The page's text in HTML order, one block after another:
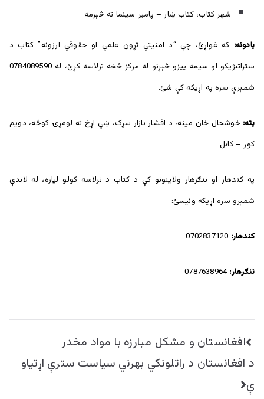
شهر کتاب، کتاب ښار – پامير سينما ته څېرمه
يادونه: که غواړئ، چې “د امنيتي تړون علمي او حقوقي ارزونه” کتاب د
ستراتېژيکو او سيمه ييزو څېړنو له مرکز څخه ترلاسه کړئ، له 0784089590
شمېرې سره په اړيکه کې شئ.
پته: خوشحال خان مينه، د افشار بازار سړک، ښي اړخ ته لومړۍ کوڅه، دويم
کور – کابل
په کندهار او ننګرهار ولايتونو کې د کتاب د ترلاسه کولو لپاره، له لاندې
شمېرو سره اړيکه ونيسئ:
کندهار:
ننګرهار:0787638964
راهبری
نوشته
افغانستان و مشکل مبارزه با مواد مخدر
د افغانستان د راتلونکي بهرني سياست سترې اړتياو
ې